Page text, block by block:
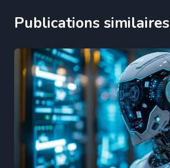
Publications similaires